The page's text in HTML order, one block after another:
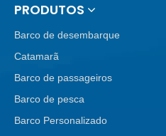
PRODUTOS
Barco de desembarque
Catamarã
Barco de passageiros
Barco de pesca
Barco Personalizado